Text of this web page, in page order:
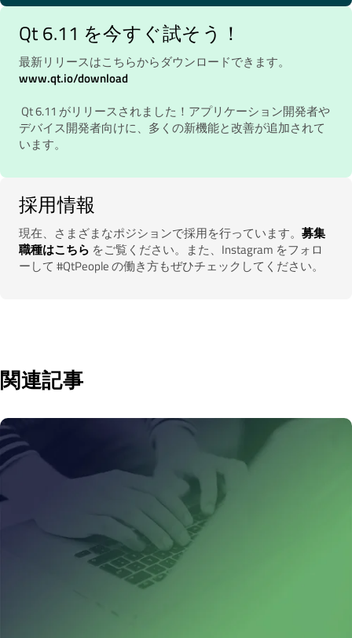
Qt 6.11 を今すぐ試そう！
最新リリースはこちらからダウンロードできます。
www.qt.io/download
Qt 6.11 がリリースされました！アプリケーション開発者や
デバイス開発者向けに、多くの新機能と改善が追加されて
います。
採用情報
現在、さまざまなポジションで採用を行っています。 募集
職種はこちら をご覧ください。また、Instagram をフォロ
ーして #QtPeople の働き方もぜひチェックしてください。
関連記事